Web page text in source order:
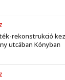
rekonstrukció
utcában Kónyban